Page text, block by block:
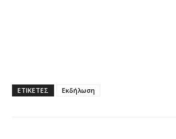
ΕΤΙΚΕΤΕΣ Εκδήλωση